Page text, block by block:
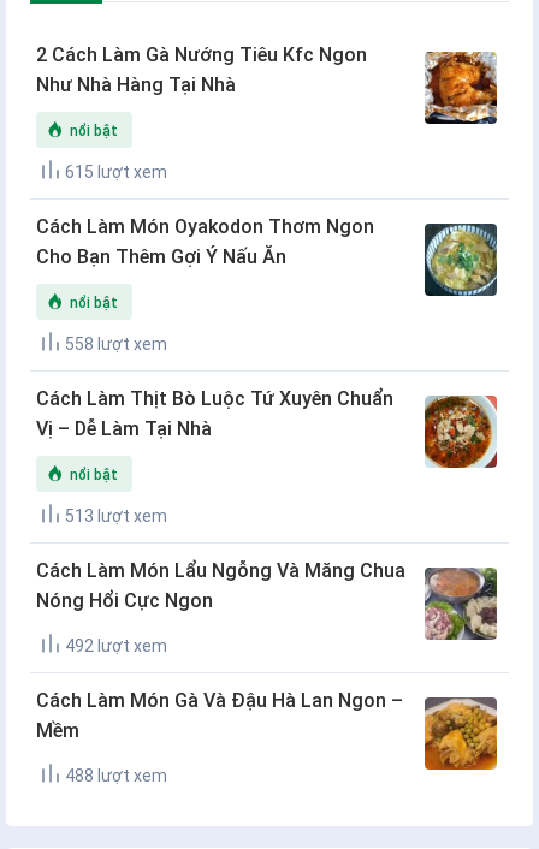
2 Cách Làm Gà Nướng Tiêu Kfc Ngon
Như Nhà Hàng Tại Nhà
nổi bật
615 lượt xem
Cách Làm Món Oyakodon Thơm Ngon
Cho Bạn Thêm Gợi Ý Nấu Ăn
nổi bật
558 lượt xem
Cách Làm Thịt Bò Luộc Tứ Xuyên Chuẩn
Vị – Dễ Làm Tại Nhà
nổi bật
513 lượt xem
Cách Làm Món Lẩu Ngỗng Và Măng Chua
Nóng Hổi Cực Ngon
492 lượt xem
Cách Làm Món Gà Và Đậu Hà Lan Ngon –
Mềm
488 lượt xem